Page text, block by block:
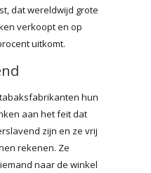
dat wereldwijd grote
verkoopt en op
uitkomt.
hun
aan het feit dat
zijn en ze vrij
rekenen. Ze
naar de winkel